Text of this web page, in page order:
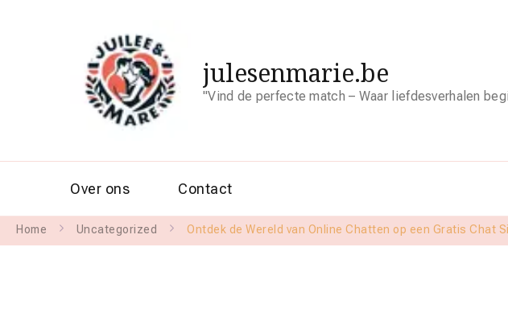
julesenmarie.be
"Vind de perfecte match – Waar liefdesverhalen
Over ons Contact
Home Uncategorized Ontdek de Wereld van Online Chatten op een Gratis Chat